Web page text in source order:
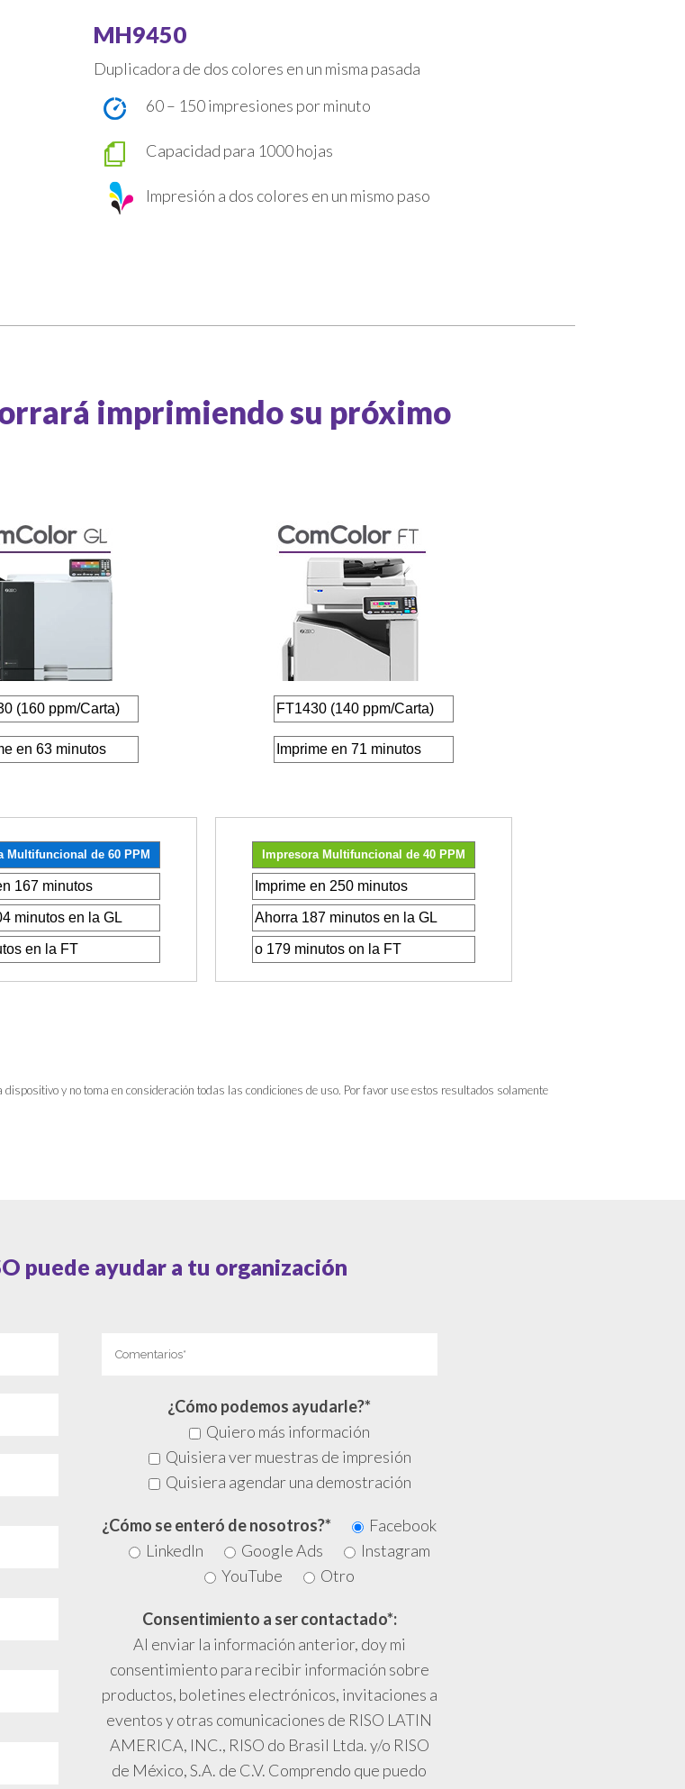
MH9450
Duplicadora de dos colores en un misma pasada
60 – 150 impresiones por minuto
Capacidad para 1000 hojas
Impresión a dos colores en un mismo paso
imprimiendo su próximo
y no toma en consideración todas las condiciones de uso. Por favor use estos resultados solamente
puede ayudar a tu organización
¿Cómo podemos ayudarle?*
Quiero más información
Quisiera ver muestras de impresión
Quisiera agendar una demostración
¿Cómo se enteró de nosotros?*
Facebook
LinkedIn
Google Ads
Instagram
YouTube
Otro
Consentimiento a ser contactado*:
Al enviar la información anterior, doy mi
consentimiento para recibir información sobre
productos, boletines electrónicos, invitaciones a
eventos y otras comunicaciones de RISO LATIN
AMERICA, INC., RISO do Brasil Ltda. y/o RISO
de México, S.A. de C.V. Comprendo que puedo